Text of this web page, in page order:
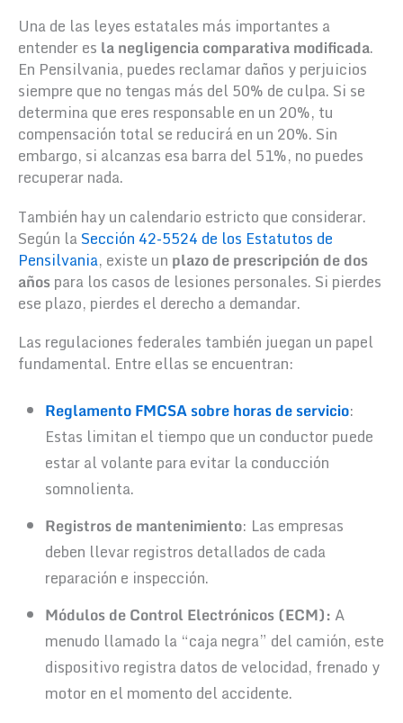
Una de las leyes estatales más importantes a
entender es la negligencia comparativa modificada.
En Pensilvania, puedes reclamar daños y perjuicios
siempre que no tengas más del 50% de culpa. Si se
determina que eres responsable en un 20%, tu
compensación total se reducirá en un 20%. Sin
embargo, si alcanzas esa barra del 51%, no puedes
recuperar nada.
También hay un calendario estricto que considerar.
Según laSección 42-5524 de los Estatutos de
Pensilvania, existe un plazo de prescripción de dos
añospara los casos de lesiones personales. Si pierdes
ese plazo, pierdes el derecho a demandar.
Las regulaciones federales también juegan un papel
fundamental. Entre ellas se encuentran:
Reglamento FMCSA sobre horas de servicio:
Estas limitan el tiempo que un conductor puede
estar al volante para evitar la conducción
somnolienta.
Registros de mantenimiento: Las empresas
deben llevar registros detallados de cada
reparación e inspección.
Módulos de Control Electrónicos (ECM): A
menudo llamado la “caja negra” del camión, este
dispositivo registra datos de velocidad, frenado y
motor en el momento del accidente.